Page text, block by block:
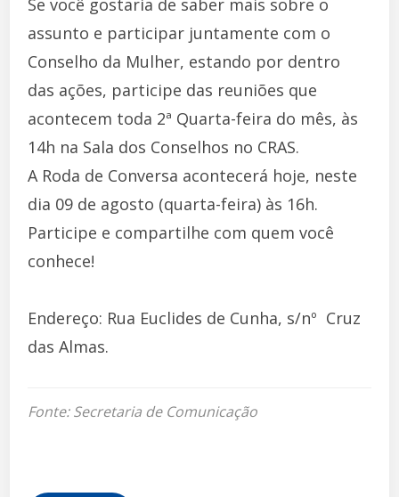
Se você gostaria de saber mais sobre o
assunto e participar juntamente com o
Conselho da Mulher, estando por dentro
das ações, participe das reuniões que
acontecem toda 2ª Quarta-feira do mês, às
14h na Sala dos Conselhos no CRAS.
A Roda de Conversa acontecerá hoje, neste
dia 09 de agosto (quarta-feira) às 16h.
Participe e compartilhe com quem você
conhece!
Endereço: Rua Euclides de Cunha, s/nº  Cruz
das Almas.
Fonte: Secretaria de Comunicação